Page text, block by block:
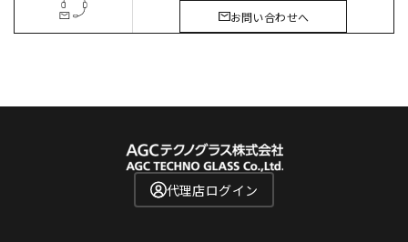
お問い合わせへ
代理店ログイン